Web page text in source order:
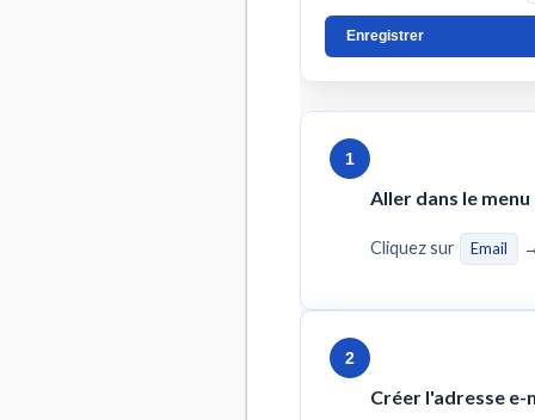
Enregistrer
1
Aller dans le menu
Cliquez sur Email
2
Créer l'adresse e-